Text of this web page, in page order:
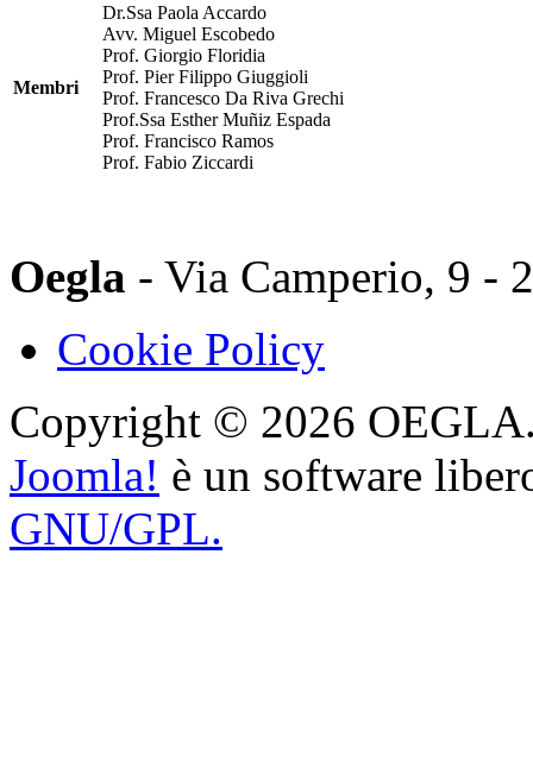
Membri
Dr.Ssa Paola Accardo
Avv. Miguel Escobedo
Prof. Giorgio Floridia
Prof. Pier Filippo Giuggioli
Prof. Francesco Da Riva Grechi
Prof.Ssa Esther Muñiz Espada
Prof. Francisco Ramos
Prof. Fabio Ziccardi
Oegla - Via Camperio, 9 -
Cookie Policy
Copyright © 2026
Joomla! è un software
GNU/GPL.